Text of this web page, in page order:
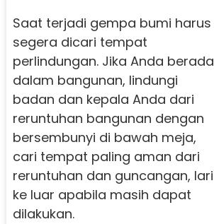
Saat terjadi gempa bumi harus
segera dicari tempat
perlindungan. Jika Anda berada
dalam bangunan, lindungi
badan dan kepala Anda dari
reruntuhan bangunan dengan
bersembunyi di bawah meja,
cari tempat paling aman dari
reruntuhan dan guncangan, lari
ke luar apabila masih dapat
dilakukan.